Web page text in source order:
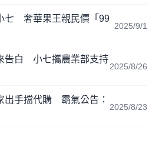
七 奢華果王親民價「99
2025/9/1
告白 小七攜農業部支持
2025/8/26
出手擋代購 霸氣公告：
2025/8/23